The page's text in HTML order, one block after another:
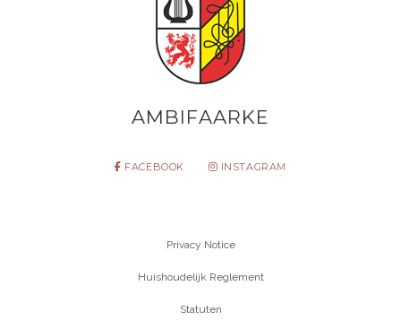
AMBIFAARKE
FACEBOOK INSTAGRAM
Privacy Notice
Huishoudelijk Reglement
Statuten